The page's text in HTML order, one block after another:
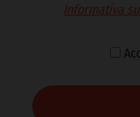
Informativa